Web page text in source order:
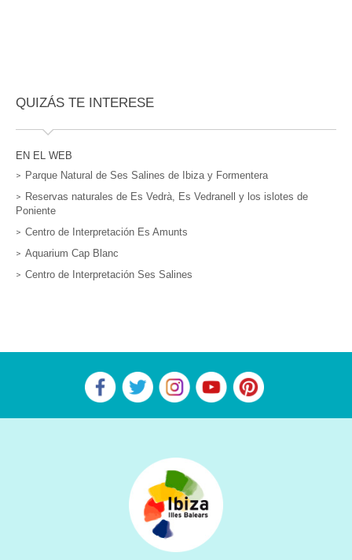
QUIZÁS TE INTERESE
EN EL WEB
Parque Natural de Ses Salines de Ibiza y Formentera
Reservas naturales de Es Vedrà, Es Vedranell y los islotes de
Poniente
Centro de Interpretación Es Amunts
Aquarium Cap Blanc
Centro de Interpretación Ses Salines